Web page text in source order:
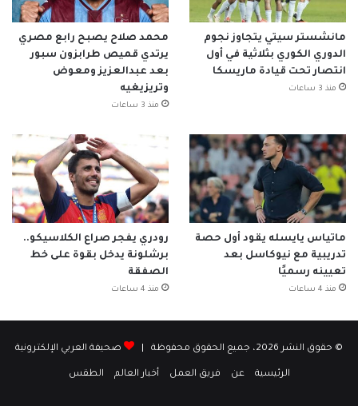
مانشستر سيتي يتجاوز نجوم
الدوري الكوري بثلاثية في أول
انتصار تحت قيادة ماريسكا
منذ 3 ساعات
محمد صلاح يصبح رابع مصري
يرتدي قميص طرابزون سبور
بعد عبدالعزيز ومعوض
وتريزيغيه
منذ 3 ساعات
ماتياس يايسله يقود أول حصة
تدريبية مع نيوكاسل بعد
تعيينه رسميًا
منذ 4 ساعات
رودري يفجر صراع الكلاسيكو..
برشلونة يدخل بقوة على خط
الصفقة
منذ 4 ساعات
© حقوق النشر 2026، جميع الحقوق محفوظة | صحيفة العربي الإلكترونية
الرئيسية عن فريق العمل أخبار العالم الطقس